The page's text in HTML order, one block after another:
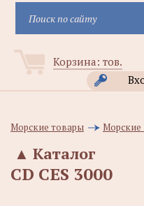
Корзина: тов.
Морские товары Морские
Каталог
▲
CD CES 3000